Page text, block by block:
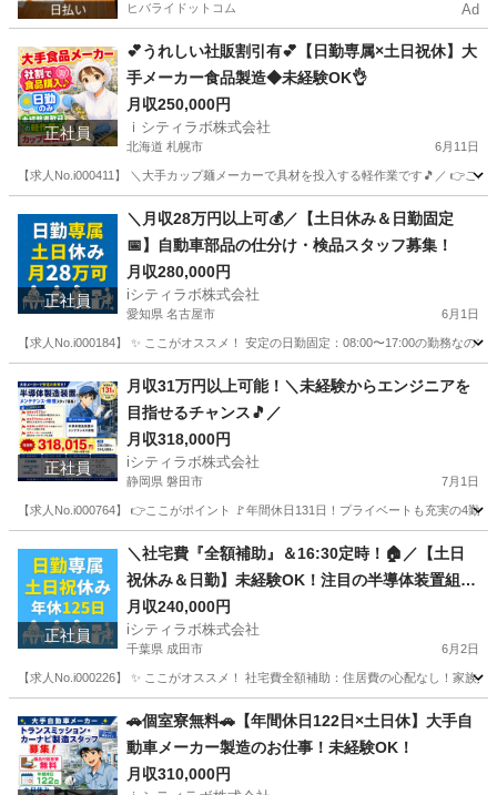
ヒバライドットコム Ad
正社員
💕うれしい社販割引有💕【日勤専属×土日祝休】大
手メーカー食品製造◆未経験OK👌
月収250,000円
ｉシティラボ株式会社
北海道 札幌市 6月11日
【求人No.i000411】 ＼大手カップ麺メーカーで具材を投入する軽作業です🎵／ 👉こ
その他 未経験
正社員
＼月収28万円以上可💰／【土日休み＆日勤固定
📅】自動車部品の仕分け・検品スタッフ募集！
月収280,000円
iシティラボ株式会社
愛知県 名古屋市 6月1日
【求人No.i000184】 ✨ ここがオススメ！ 安定の日勤固定：08:00〜17:00の勤務なの
その他
正社員
月収31万円以上可能！＼未経験からエンジニアを
目指せるチャンス🎵／
月収318,000円
iシティラボ株式会社
静岡県 磐田市 7月1日
【求人No.i000764】 👉ここがポイント 🚩年間休日131日！プライベートも充実の4
半導体 未経験
正社員
＼社宅費『全額補助』＆16:30定時！🏠／【土日
祝休み＆日勤】未経験OK！注目の半導体装置組立
スタッフ募集✨
月収240,000円
iシティラボ株式会社
千葉県 成田市 6月2日
【求人No.i000226】 ✨ ここがオススメ！ 社宅費全額補助：住居費の心配なし！家族
その他 未経験
🚗個室寮無料🚗【年間休日122日×土日休】大手自
動車メーカー製造のお仕事！未経験OK！
月収310,000円